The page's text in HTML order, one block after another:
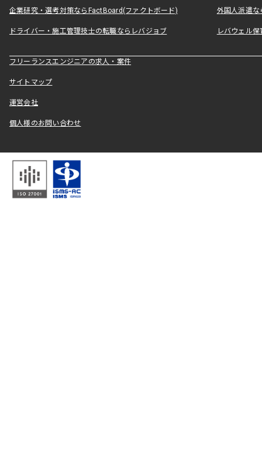
企業研究・選考対策ならFactBoard(ファクトボード) 外国人派遣な
ドライバー・施工管理技士の転職ならレバジョブ レバウェル
フリーランスエンジニアの求人・案件
サイトマップ
運営会社
個人様のお問い合わせ